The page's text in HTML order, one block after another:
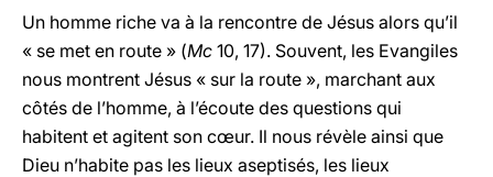
Un homme riche va à la rencontre de Jésus alors qu’il
« se met en route » (Mc 10, 17). Souvent, les Evangiles
nous montrent Jésus « sur la route », marchant aux
côtés de l’homme, à l’écoute des questions qui
habitent et agitent son cœur. Il nous révèle ainsi que
Dieu n’habite pas les lieux aseptisés, les lieux